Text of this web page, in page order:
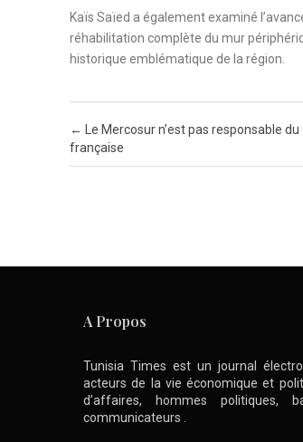
Kaïs Saïed a également examiné
réhabilitation complète du mur
historique emblématique de la région.
Post navigation
←
Le Mercosur n’est pas responsable
française
A Propos
Tunisia Times est un journal
acteurs de la vie économique et
d’affaires, hommes politiques,
communicateurs .